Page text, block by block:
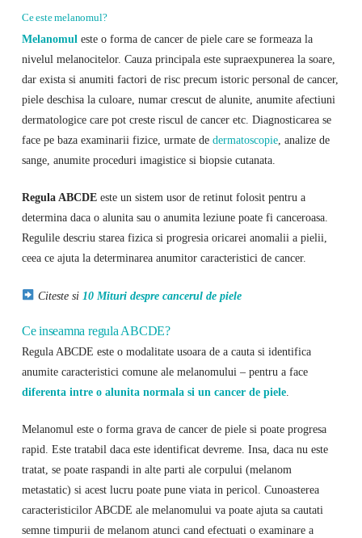
Ce este melanomul?
Melanomul este o forma de cancer de piele care se formeaza la
nivelul melanocitelor. Cauza principala este supraexpunerea la soare,
dar exista si anumiti factori de risc precum istoric personal de cancer,
piele deschisa la culoare, numar crescut de alunite, anumite afectiuni
dermatologice care pot creste riscul de cancer etc. Diagnosticarea se
face pe baza examinarii fizice, urmate de dermatoscopie, analize de
sange, anumite proceduri imagistice si biopsie cutanata.
Regula ABCDEeste un sistem usor de retinut folosit pentru a
determina daca o alunita sau o anumita leziune poate fi canceroasa.
Regulile descriu starea fizica si progresia oricarei anomalii a pielii,
ceea ce ajuta la determinarea anumitor caracteristici de cancer.
Citeste si 10 Mituri despre cancerul de piele
Ce inseamna regula ABCDE?
Regula ABCDE este o modalitate usoara de a cauta si identifica
anumite caracteristici comune ale melanomului – pentru a face
diferenta intre o alunita normala si un cancer de piele.
Melanomul este o forma grava de cancer de piele si poate progresa
rapid. Este tratabil daca este identificat devreme. Insa, daca nu este
tratat, se poate raspandi in alte parti ale corpului (melanom
metastatic) si acest lucru poate pune viata in pericol. Cunoasterea
caracteristicilor ABCDE ale melanomului va poate ajuta sa cautati
semne timpurii de melanom atunci cand efectuati o examinare a